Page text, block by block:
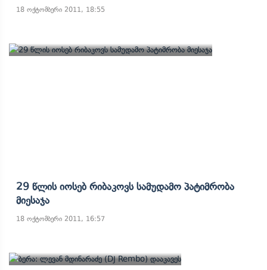
18 ოქტომბერი 2011, 18:55
29 Წლის Იოსებ Რიბაკოვს Სამუდამო Პატიმრობა
Მიესაჯა
18 ოქტომბერი 2011, 16:57